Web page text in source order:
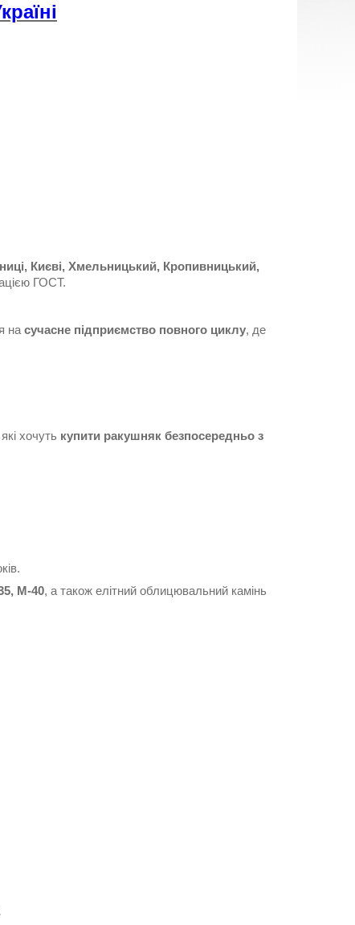
країні
Києві, Хмельницький, Кропивницький,
ГОСТ.
на сучасне підприємство повного циклу, де
хочуть купити ракушняк безпосередньо з
М-40, а також елітний облицювальний камінь